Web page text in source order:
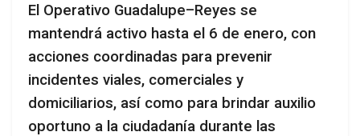
El Operativo Guadalupe–Reyes se
mantendrá activo hasta el 6 de enero, con
acciones coordinadas para prevenir
incidentes viales, comerciales y
domiciliarios, así como para brindar auxilio
oportuno a la ciudadanía durante las